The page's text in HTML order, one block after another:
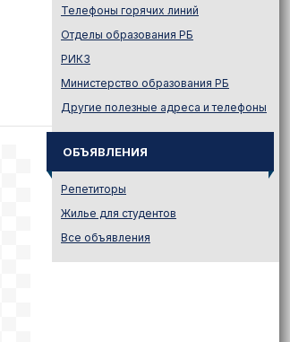
Куда поступать? — Это надо
знать!
Новости образования и не
Подготовительные курсы
Подготовка к ЦЭ и ЦТ.
Репетиторы
Поступление в вузы
Проходные баллы в вузах
Беларуси
Телефоны горячих линий
Отделы образования РБ
РИКЗ
Министерство образования РБ
Другие полезные адреса и телефоны
ОБЪЯВЛЕНИЯ
Репетиторы
Жилье для студентов
Все объявления